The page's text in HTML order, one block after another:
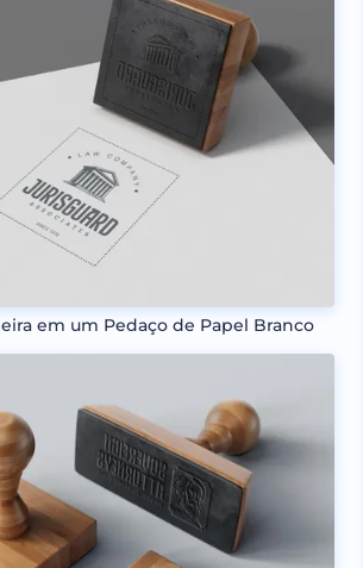
em um Pedaço de Papel Branco